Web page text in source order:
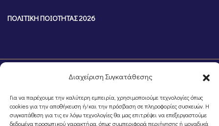
Διαχείριση Συγκατάθεσης
Για να παρέχουμε την καλύτερη εμπειρία, χρησιμοποιούμε τεχνολογίες όπως
cookies για την αποθήκευση ή/και την πρόσβαση σε πληροφορίες συσκευών. Η
συγκατάθεση για τις εν λόγω τεχνολογίες θα μας επιτρέψει να επεξεργαστούμε
δεδομένα προσωπικού χαρακτήρα, όπως συμπεριφορά περιήγησης ή μοναδικά
ΠΟΛΙΤΙΚΗ ΠΟΙΟΤΗΤΑΣ 2026